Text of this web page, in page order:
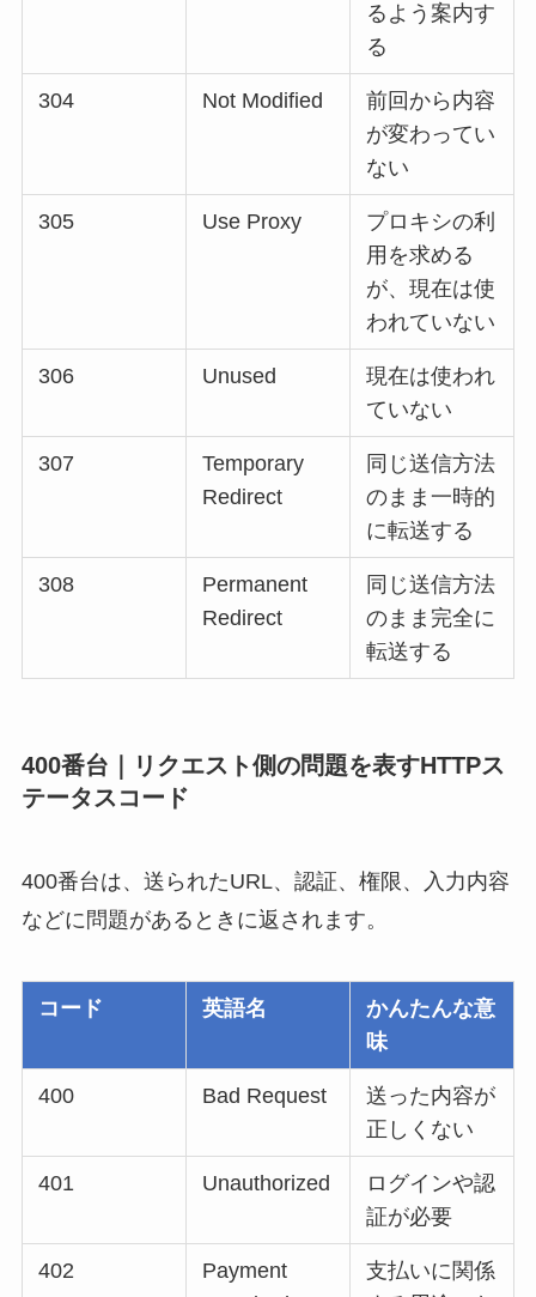
るよう案内す
る
304 Not Modified
前回から内容
が変わってい
ない
305 Use Proxy
プロキシの利
用を求める
が、現在は使
われていない
306 Unused
現在は使われ
ていない
307
Temporary
Redirect
同じ送信方法
のまま一時的
に転送する
308
Permanent
Redirect
同じ送信方法
のまま完全に
転送する
400番台｜リクエスト側の問題を表すHTTPス
テータスコード
400番台は、送られたURL、認証、権限、入力内容
などに問題があるときに返されます。
コード 英語名
かんたんな意
味
400 Bad Request
送った内容が
正しくない
401 Unauthorized
ログインや認
証が必要
402
Payment
支払いに関係